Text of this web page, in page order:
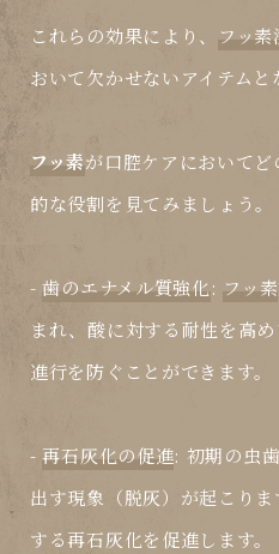
これらの効果により、 フッ
おいて欠かせないアイテムと
フッ素が口腔ケアにおいて
的な役割を見てみましょう。
-歯のエナメル質強化: フッ素
まれ、酸に対する耐性を高
進行を防ぐことができます。
-再石灰化の促進: 初期の虫
出す現象（脱灰）が起こりま
する再石灰化を促進します。